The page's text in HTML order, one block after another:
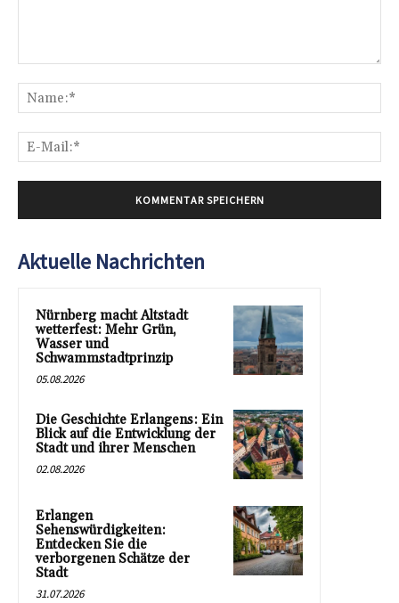
Aktuelle Nachrichten
Nürnberg macht Altstadt
wetterfest: Mehr Grün,
Wasser und
Schwammstadtprinzip
05.08.2026
Die Geschichte Erlangens: Ein
Blick auf die Entwicklung der
Stadt und ihrer Menschen
02.08.2026
Erlangen
Sehenswürdigkeiten:
Entdecken Sie die
verborgenen Schätze der
Stadt
31.07.2026